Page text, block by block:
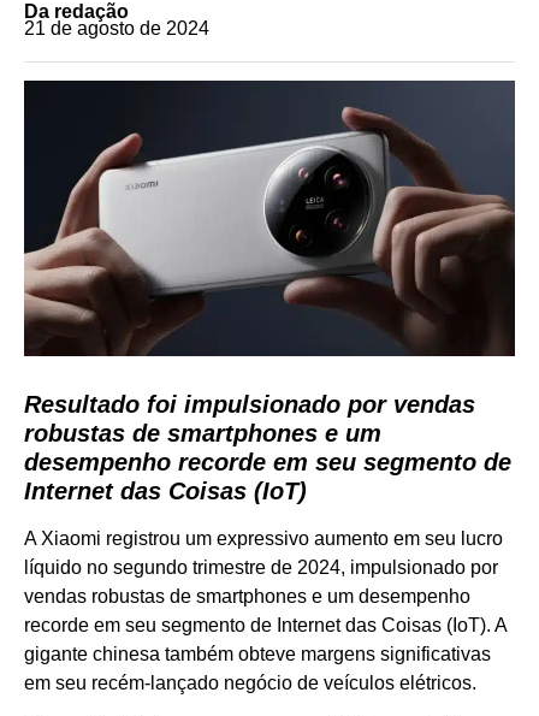
Da redação
21 de agosto de 2024
Resultado foi impulsionado por vendas
robustas de smartphones e um
desempenho recorde em seu segmento de
Internet das Coisas (IoT)
A Xiaomi registrou um expressivo aumento em seu lucro
líquido no segundo trimestre de 2024, impulsionado por
vendas robustas de smartphones e um desempenho
recorde em seu segmento de Internet das Coisas (IoT). A
gigante chinesa também obteve margens significativas
em seu recém-lançado negócio de veículos elétricos.